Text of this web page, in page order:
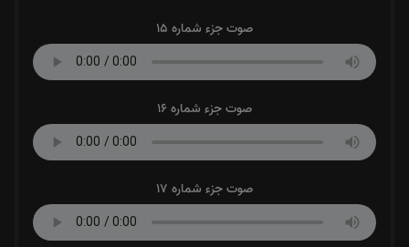
صوت جزء شماره 15
صوت جزء شماره 16
صوت جزء شماره 17